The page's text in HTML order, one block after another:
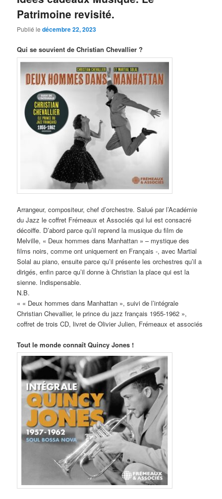
Patrimoine revisité.
Publié ledécembre 22, 2023
Qui se souvient de Christian Chevallier ?
Arrangeur, compositeur, chef d’orchestre. Salué par l’Académie
du Jazz le coffret Frémeaux et Associés qui lui est consacré
décoiffe. D’abord parce qu’il reprend la musique du film de
Melville, « Deux hommes dans Manhattan » – mystique des
films noirs, comme ont uniquement en Français -, avec Martial
Solal au piano, ensuite parce qu’il présente les orchestres qu’il a
dirigés, enfin parce qu’il donne à Christian la place qui est la
sienne. Indispensable.
N.B.
« « Deux hommes dans Manhattan », suivi de l’intégrale
Christian Chevallier, le prince du jazz français 1955-1962 »,
coffret de trois CD, livret de Olivier Julien, Frémeaux et associés
Tout le monde connaît Quincy Jones !